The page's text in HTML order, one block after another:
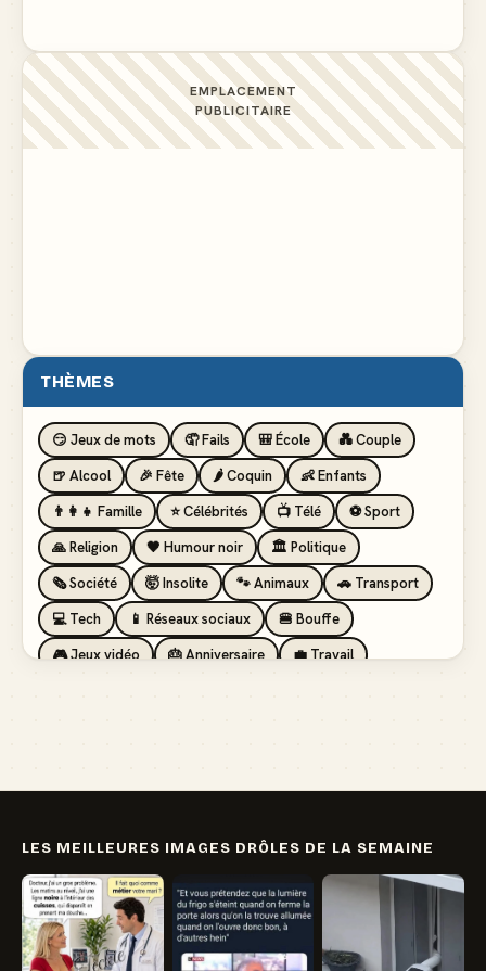
EMPLACEMENT
PUBLICITAIRE
THÈMES
😏 Jeux de mots 🤦 Fails 🎒 École
💑 Couple
🍺 Alcool
🎉 Fête 🌶️ Coquin
👶 Enfants
👨‍👩‍👧 Famille
⭐ Célébrités 📺 Télé
⚽ Sport
🙏 Religion
🖤 Humour noir
🏛️ Politique
🗞️ Société
🤯 Insolite 🐾 Animaux
🚗 Transport
💻 Tech
📱 Réseaux sociaux
🍔 Bouffe
🎮 Jeux vidéo
🎂 Anniversaire
💼 Travail
LES MEILLEURES IMAGES DRÔLES DE LA SEMAINE